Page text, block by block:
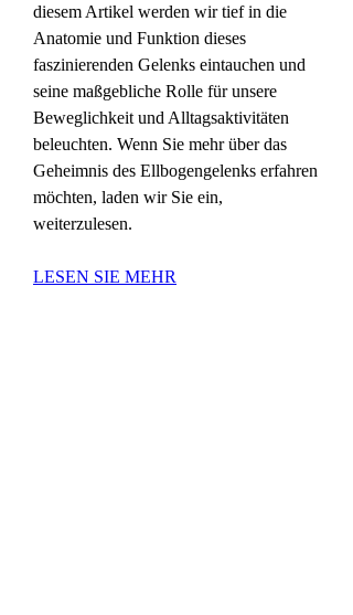
diesem Artikel werden wir tief in die
Anatomie und Funktion dieses
faszinierenden Gelenks eintauchen und
seine maßgebliche Rolle für unsere
Beweglichkeit und Alltagsaktivitäten
beleuchten. Wenn Sie mehr über das
Geheimnis des Ellbogengelenks erfahren
möchten, laden wir Sie ein,
weiterzulesen.
LESEN SIE MEHR